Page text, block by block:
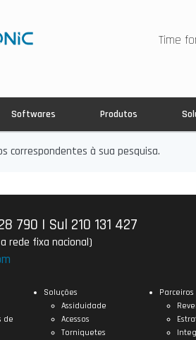
Time
Softwares Produtos
correspondentes à sua pesquisa.
790 | Sul 210 131 427
rede fixa nacional)
de
Soluções
Assiduidade
Acessos
Torniquetes
Parceiros